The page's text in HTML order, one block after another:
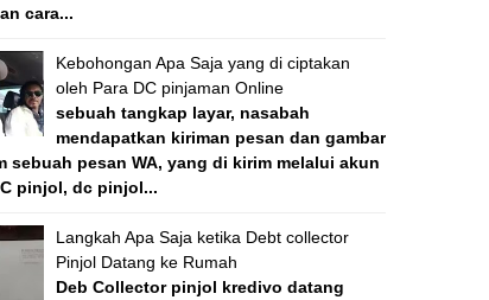
cara...
Kebohongan Apa Saja yang di ciptakan
oleh Para DC pinjaman Online
sebuah tangkap layar, nasabah
mendapatkan kiriman pesan dan gambar
sebuah pesan WA, yang di kirim melalui akun
pinjol, dc pinjol...
Langkah Apa Saja ketika Debt collector
Pinjol Datang ke Rumah
Deb Collector pinjol kredivo datang